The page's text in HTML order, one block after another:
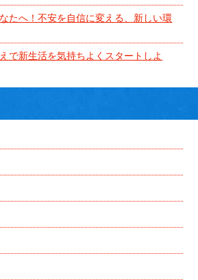
たへ！不安を自信に変える、新しい環
で新生活を気持ちよくスタートしよ